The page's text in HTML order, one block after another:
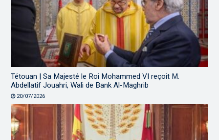
Tétouan | Sa Majesté le Roi Mohammed VI reçoit M.
Abdellatif Jouahri, Wali de Bank Al-Maghrib
20/07/2026